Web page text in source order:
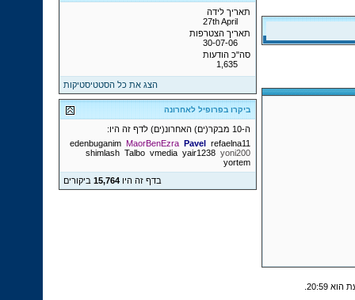
תאריך לידה
27th April
תאריך הצטרפות
30-07-06
סה"כ הודעות
1,635
הצג את כל הסטטיסטיקות
ביקרו בפרופיל לאחרונה
ה-10 מבקר(ים) האחרונ(ים) לדף זה היו:
edenbuganim MaorBenEzra Pavel refaelna11
shimlash Talbo vmedia yair1238 yoni200
yortem
בדף זה היו15,764 ביקורים
20:59